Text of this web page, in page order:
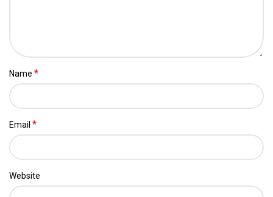
Name *
Email *
Website